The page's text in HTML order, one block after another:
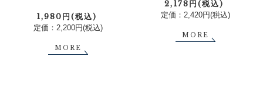
1,980円(税込)
定価：2,200円(税込)
MORE
2,178円(税込)
定価：2,420円(税込)
MORE